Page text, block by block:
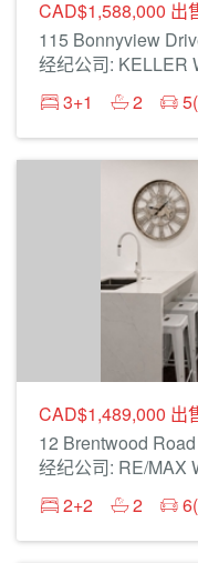
CAD$1,588,000 出
115 Bonnyview
3+1
2
CAD$1,489,000 出
12 Brentwood
经纪公司: RE/MAX
2+2
2